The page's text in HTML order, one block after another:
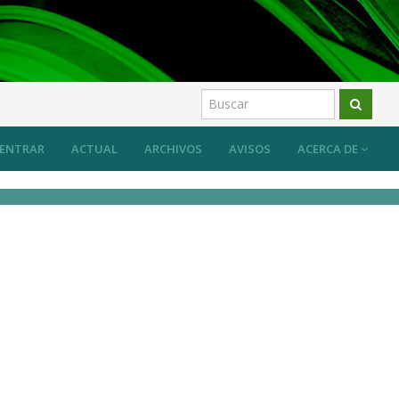
ACTUAL ARCHIVOS AVISOS ACERCA DE
ENTRAR